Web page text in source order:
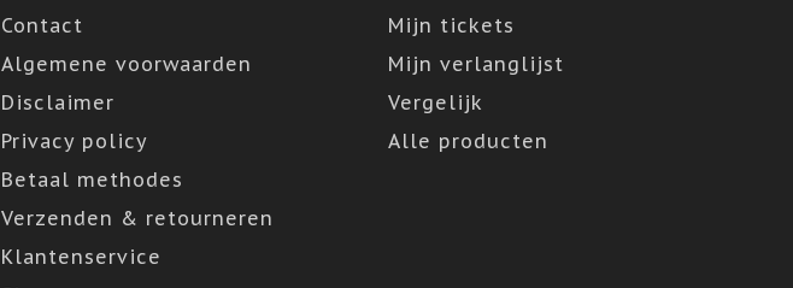
Contact
Algemene voorwaarden
Disclaimer
Privacy policy
Betaal methodes
Verzenden & retourneren
Klantenservice
Mijn tickets
Mijn verlanglijst
Vergelijk
Alle producten